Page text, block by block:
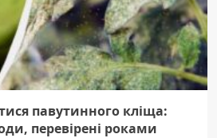
павутинного кліща:
перевірені роками